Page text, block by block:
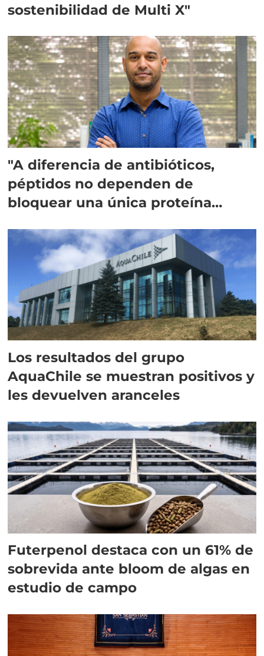
sostenibilidad de Multi X"
"A diferencia de antibióticos,
péptidos no dependen de
bloquear una única proteína
Los resultados del grupo
AquaChile se muestran positivos y
les devuelven aranceles
Futerpenol destaca con un 61% de
sobrevida ante bloom de algas en
estudio de campo